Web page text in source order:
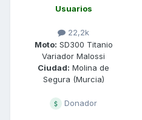
Usuarios
22,2k
Moto: SD300 Titanio
Variador Malossi
Ciudad: Molina de
Segura (Murcia)
Donador